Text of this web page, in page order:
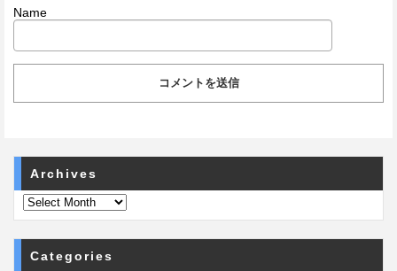
Name
Archives
Categories